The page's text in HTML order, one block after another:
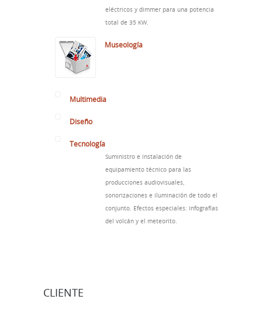
eléctricos y dimmer para una potencia
total de 35 KW.
Museología
Multimedia
Diseño
Tecnología
Suministro e instalación de
equipamiento técnico para las
producciones audiovisuales,
sonorizaciones e iluminación de todo el
conjunto. Efectos especiales: Infografías
del volcán y el meteorito.
CLIENTE